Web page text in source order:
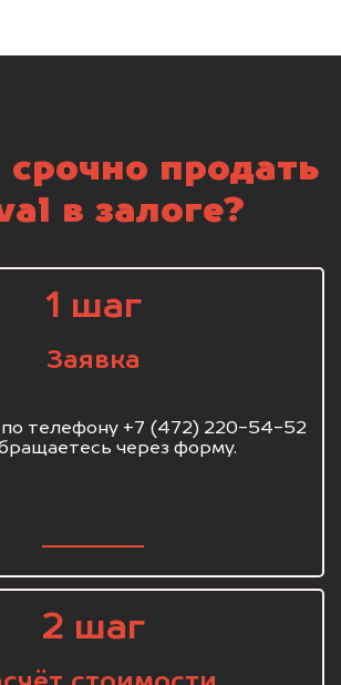
продать
в залоге?
1 шаг
Заявка
телефону +7 (472) 220-54-52
через форму.
2 шаг